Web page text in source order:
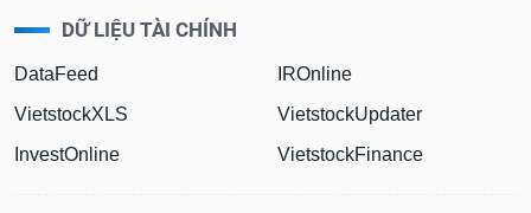
DỮ LIỆU TÀI CHÍNH
DataFeed
VietstockXLS
InvestOnline
IROnline
VietstockUpdater
VietstockFinance